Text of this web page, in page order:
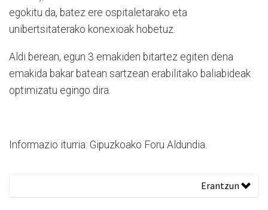
egokitu da, batez ere ospitaletarako eta
unibertsitaterako konexioak hobetuz.
Aldi berean, egun 3 emakiden bitartez egiten dena
emakida bakar batean sartzean erabilitako baliabideak
optimizatu egingo dira.
Informazio iturria: Gipuzkoako Foru Aldundia.
Erantzun